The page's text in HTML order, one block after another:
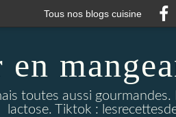
Tous nos blogs cuisine
en
toutes aussi
lactose. Tiktok :